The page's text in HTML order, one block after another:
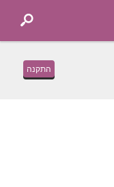
התקנה